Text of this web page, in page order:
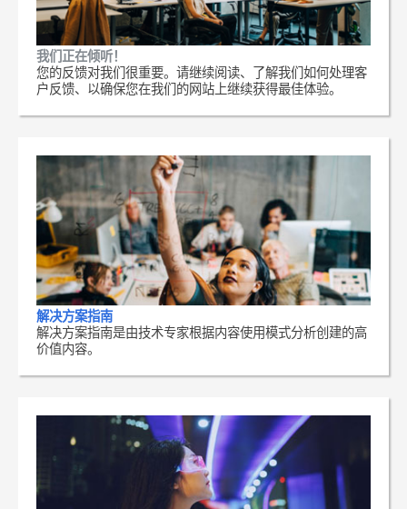
我们正在倾听！
您的反馈对我们很重要。请继续阅读、了解我们如何处理客
户反馈、以确保您在我们的网站上继续获得最佳体验。
解决方案指南
解决方案指南是由技术专家根据内容使用模式分析创建的高
价值内容。